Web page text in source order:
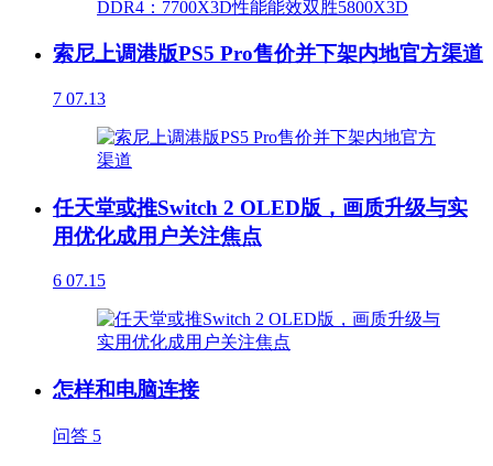
索尼上调港版PS5 Pro售价并下架内地官方渠道
7 07.13
任天堂或推Switch 2 OLED版，画质升级与实
用优化成用户关注焦点
6 07.15
怎样和电脑连接
问答 5